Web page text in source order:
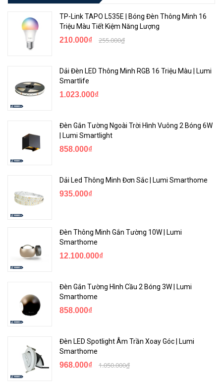
Chế Độ Môi Trường Xung Quanh (Ambient Mode)
Để thư giãn hoàn toàn, bạn có thể điều chỉnh độ sáng của đèn
Spotlight thông minh thành cực thấp phù hợp với nền xung quanh.
Chế độ này sẽ mang lại không gian dễ chịu, thoải mái như ở nhà.
Lập Lịch & Hẹn Giờ
Dễ Dàng Quản Lý Cuộc Sống
Chế độ bình minh và hoàng hôn cho phép đèn spotlight tự động
kích hoạt theo múi giờ của bạn.
Điều Khiển Bằng Giọng Nói
TP-Link TAPO L535E | Bóng Đèn Thông Minh 16
Triệu Màu Tiết Kiệm Năng Lượng
210.000₫ 255.000₫
Dải Đèn LED Thông Minh RGB 16 Triệu Màu | Lumi
Smartlife
1.023.000₫
Đèn Gắn Tường Ngoài Trời Hình Vuông 2 Bóng 6W
| Lumi Smartlight
858.000₫
Dải Led Thông Minh Đơn Sắc | Lumi Smarthome
935.000₫
Đèn Thông Minh Gắn Tường 10W | Lumi
Smarthome
12.100.000₫
Đèn Gắn Tường Hình Cầu 2 Bóng 3W | Lumi
Smarthome
858.000₫
Đèn LED Spotlight Âm Trần Xoay Góc | Lumi
Smarthome
968.000₫ 1.050.000₫